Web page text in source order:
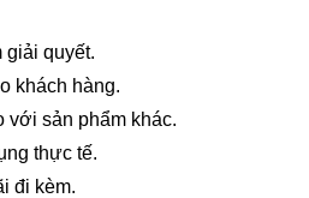
giải quyết.
khách hàng.
với sản phẩm khác.
thực tế.
đi kèm.